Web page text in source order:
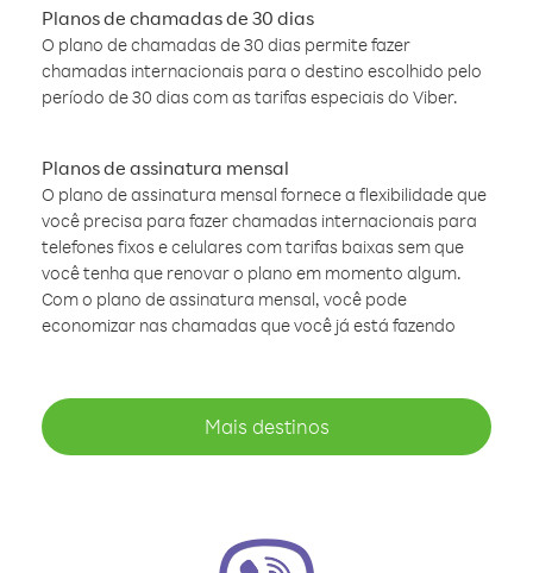
Planos de chamadas de 30 dias
O plano de chamadas de 30 dias permite fazer
chamadas internacionais para o destino escolhido pelo
período de 30 dias com as tarifas especiais do Viber.
Planos de assinatura mensal
O plano de assinatura mensal fornece a flexibilidade que
você precisa para fazer chamadas internacionais para
telefones fixos e celulares com tarifas baixas sem que
você tenha que renovar o plano em momento algum.
Com o plano de assinatura mensal, você pode
economizar nas chamadas que você já está fazendo
Mais destinos